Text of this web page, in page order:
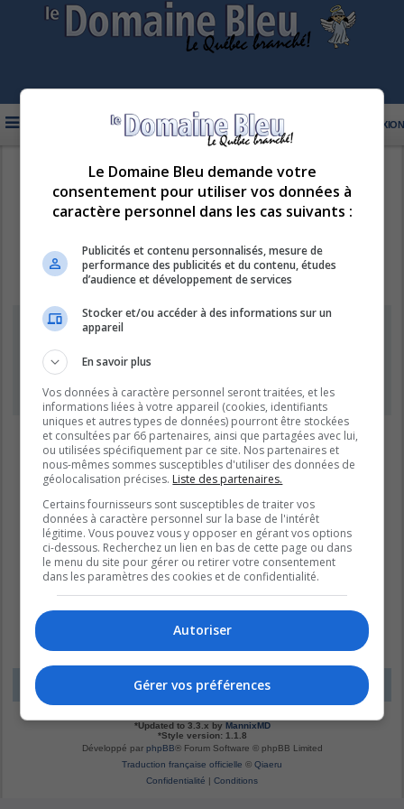
CONNEXION
INSCRIPTION
LE DOMAINE BLEU
Supprimer les cookies
Êtes-vous sûr de vouloir supprimer les cookies de ce forum ?
LE DOMAINE BLEU Fuseau horaire sur UTC-04:00
*Updated to 3.3.x by MannixMD
*Style version: 1.1.8
Développé par phpBB® Forum Software © phpBB Limited
Traduction française officielle © Qiaeru
Confidentialité | Conditions
Le Domaine Bleu demande votre
consentement pour utiliser vos données à
caractère personnel dans les cas suivants :
Publicités et contenu personnalisés, mesure de
performance des publicités et du contenu, études
d’audience et développement de services
Stocker et/ou accéder à des informations sur un
appareil
En savoir plus
Vos données à caractère personnel seront traitées, et les
informations liées à votre appareil (cookies, identifiants
uniques et autres types de données) pourront être stockées
et consultées par 66 partenaires, ainsi que partagées avec lui,
ou utilisées spécifiquement par ce site. Nos partenaires et
nous-mêmes sommes susceptibles d'utiliser des données de
géolocalisation précises. Liste des partenaires.
Certains fournisseurs sont susceptibles de traiter vos
données à caractère personnel sur la base de l'intérêt
légitime. Vous pouvez vous y opposer en gérant vos options
ci-dessous. Recherchez un lien en bas de cette page ou dans
le menu du site pour gérer ou retirer votre consentement
dans les paramètres des cookies et de confidentialité.
Autoriser
Gérer vos préférences